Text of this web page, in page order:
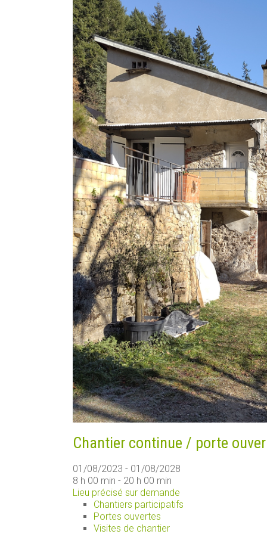
Chantier continue / porte
01/08/2023 - 01/08/2028
8 h 00 min - 20 h 00 min
Lieu précisé sur demande
Chantiers participatifs
Portes ouvertes
Visites de chantier